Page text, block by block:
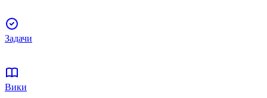
Задачи
Вики